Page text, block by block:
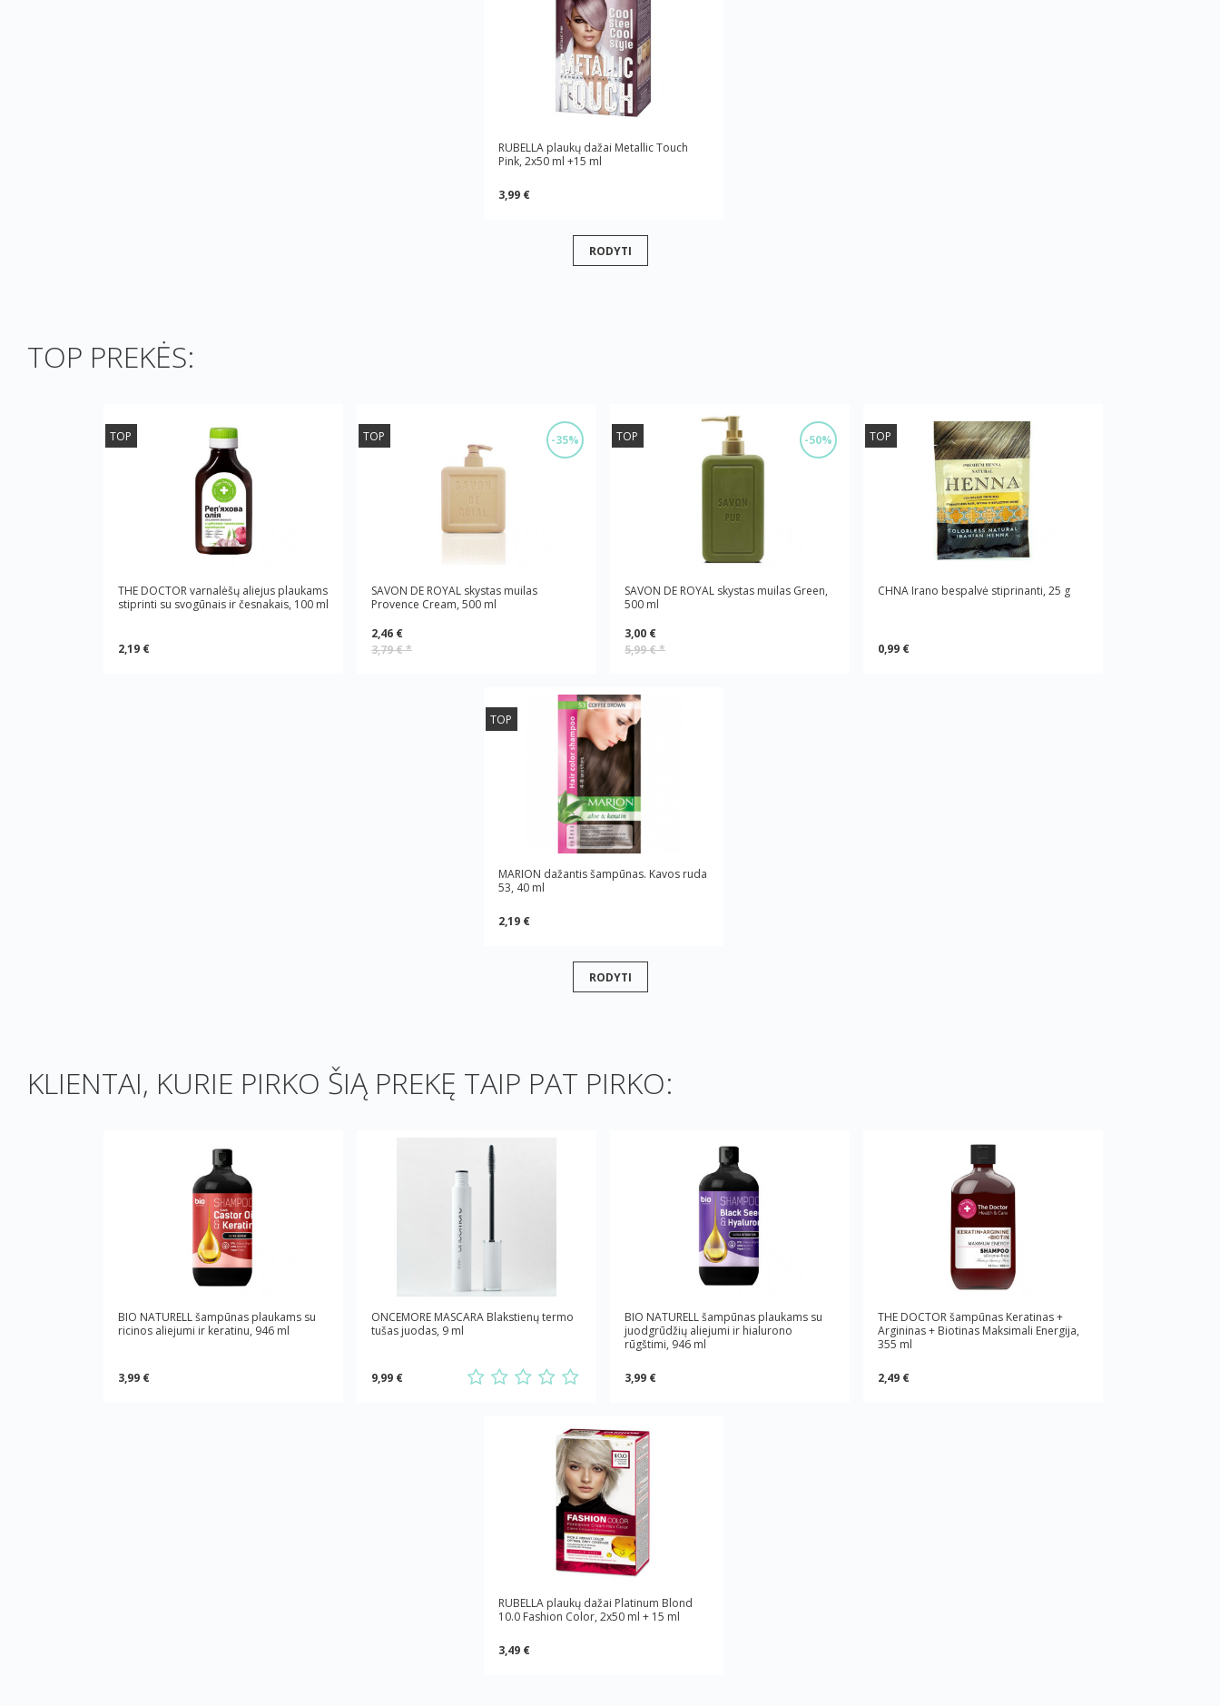
RUBELLA plaukų dažai Metallic Touch
Pink, 2x50 ml +15 ml
3,99 €
RODYTI
TOP PREKĖS:
TOP
THE DOCTOR varnalėšų aliejus plaukams
stiprinti su svogūnais ir česnakais, 100 ml
2,19 €
-35%
TOP
SAVON DE ROYAL skystas muilas
Provence Cream, 500 ml
2,46 €
3,79 €*
-50%
TOP
SAVON DE ROYAL skystas muilas Green,
500 ml
3,00 €
5,99 €*
TOP
CHNA Irano bespalvė stiprinanti, 25 g
0,99 €
TOP
MARION dažantis šampūnas. Kavos ruda
53, 40 ml
2,19 €
RODYTI
KLIENTAI, KURIE PIRKO ŠIĄ PREKĘ TAIP PAT PIRKO:
BIO NATURELL šampūnas plaukams su
ricinos aliejumi ir keratinu, 946 ml
3,99 €
ONCEMORE MASCARA Blakstienų termo
tušas juodas, 9 ml
9,99 €
BIO NATURELL šampūnas plaukams su
juodgrūdžių aliejumi ir hialurono
rūgštimi, 946 ml
3,99 €
THE DOCTOR šampūnas Keratinas +
Argininas + Biotinas Maksimali Energija,
355 ml
2,49 €
RUBELLA plaukų dažai Platinum Blond
10.0 Fashion Color, 2x50 ml + 15 ml
3,49 €